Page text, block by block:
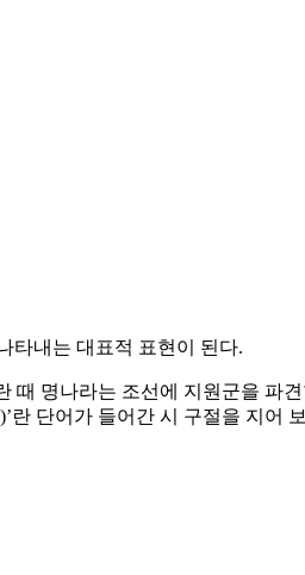
타내는 대표적 표현이 된다.
때 명나라는 조선에 지원군을 파
란 단어가 들어간 시 구절을 지어